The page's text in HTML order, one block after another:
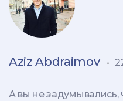
Aziz Abdraimov -
А вы не задумывались,